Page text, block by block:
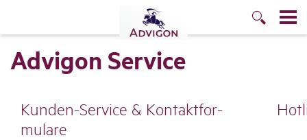
Advigon Service
Kunden-Service & Kontakt­for­
mu­lare